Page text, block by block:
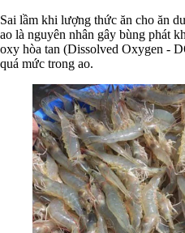
Sai lầm khi lượng thức ăn cho ăn
ao là nguyên nhân gây bùng phát
oxy hòa tan (Dissolved Oxygen -
quá mức trong ao.